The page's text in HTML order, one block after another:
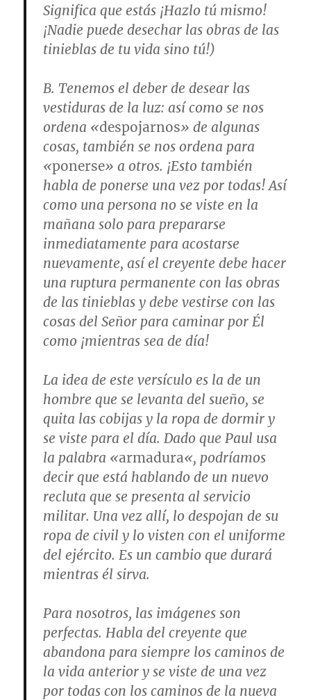
Significa que estás ¡Hazlo tú mismo!
¡Nadie puede desechar las obras de las
tinieblas de tu vida sino tú!)
B. Tenemos el deber de desear las
vestiduras de la luz: así como se nos
ordena «despojarnos» de algunas
cosas, también se nos ordena para
«ponerse» a otros. ¡Esto también
habla de ponerse una vez por todas! Así
como una persona no se viste en la
mañana solo para prepararse
inmediatamente para acostarse
nuevamente, así el creyente debe hacer
una ruptura permanente con las obras
de las tinieblas y debe vestirse con las
cosas del Señor para caminar por Él
como ¡mientras sea de día!
La idea de este versículo es la de un
hombre que se levanta del sueño, se
quita las cobijas y la ropa de dormir y
se viste para el día. Dado que Paul usa
la palabra «armadura«, podríamos
decir que está hablando de un nuevo
recluta que se presenta al servicio
militar. Una vez allí, lo despojan de su
ropa de civil y lo visten con el uniforme
del ejército. Es un cambio que durará
mientras él sirva.
Para nosotros, las imágenes son
perfectas. Habla del creyente que
abandona para siempre los caminos de
la vida anterior y se viste de una vez
por todas con los caminos de la nueva